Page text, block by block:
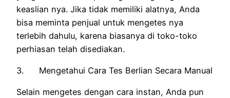
keaslian nya. Jika tidak memiliki alatnya, Anda
bisa meminta penjual untuk mengetes nya
terlebih dahulu, karena biasanya di toko-toko
perhiasan telah disediakan.
3. Mengetahui Cara Tes Berlian Secara Manual
Selain mengetes dengan cara instan, Anda pun